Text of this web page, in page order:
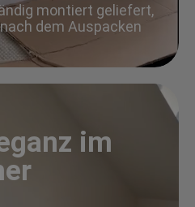
montiert geliefert,
dem Auspacken
im